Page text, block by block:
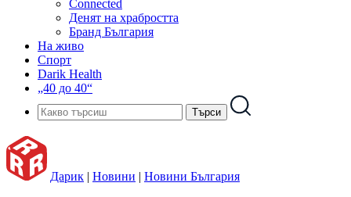
Connected
Денят на храбростта
Бранд България
На живо
Спорт
Darik Health
„40 до 40“
Дарик | Новини | Новини България